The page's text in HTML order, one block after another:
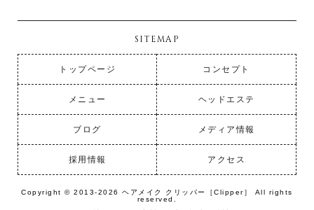
SITEMAP
トップページ コンセプト
メニュー ヘッドエステ
ブログ メディア情報
採用情報 アクセス
Copyright © 2013-2026 ヘアメイク クリッパー［Clipper］ All rights
reserved.